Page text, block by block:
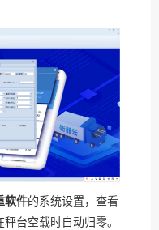
软件的系统设置，查看
台空载时自动归零。